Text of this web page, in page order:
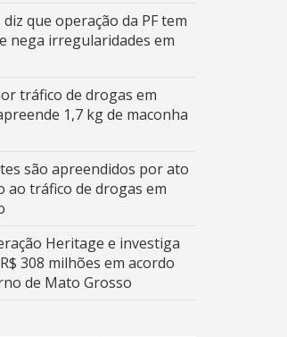
que operação da PF tem
nega irregularidades em
tráfico de drogas em
1,7 kg de maconha
são apreendidos por ato
ao tráfico de drogas em
Heritage e investiga
308 milhões em acordo
de Mato Grosso